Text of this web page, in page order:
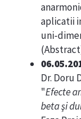
aplicatii
uni-
(Abstract
Dr. Doru
"Efecte
beta şi